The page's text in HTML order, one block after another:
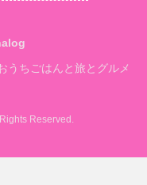
うちごはんと旅とグルメ
Reserved.